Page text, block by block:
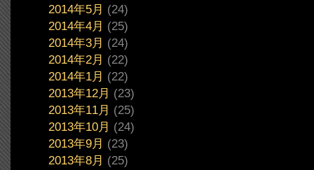
2014年5月 (24)
2014年4月 (25)
2014年3月 (24)
2014年2月 (22)
2014年1月 (22)
2013年12月 (23)
2013年11月 (25)
2013年10月 (24)
2013年9月 (23)
2013年8月 (25)